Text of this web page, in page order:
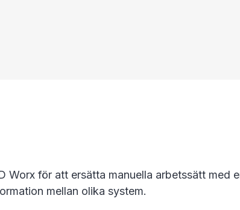
Worx för att ersätta manuella arbetssätt med
mellan olika system.